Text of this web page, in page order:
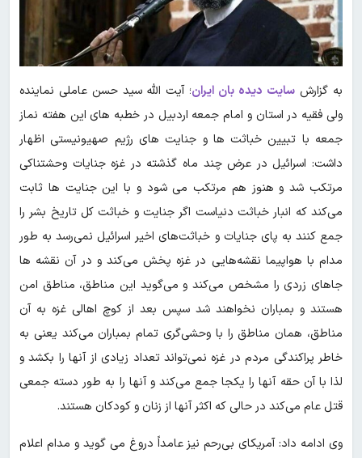
به گزارش سایت دیده بان ایران؛ آیت الله سید حسن عاملی نماینده
ولی فقیه در استان و امام جمعه اردبیل در خطبه های این هفته نماز
جمعه با تبیین خباثت ها و جنایت های رژیم صهیونیستی اظهار
داشت: اسرائیل در عرض چند ماه گذشته در غزه جنایات وحشتناکی
مرتکب شد و هنوز هم مرتکب می شود و با این جنایت ها ثابت
می‌کند که انبار خباثت دنیاست اگر جنایت و خباثت کل تاریخ بشر را
جمع کنند به پای جنایات و خباثت‌های اخیر اسرائیل نمی‌رسد به طور
مدام با هواپیما نقشه‌هایی در غزه پخش می‌کند و در آن نقشه ها
جاهای زردی را مشخص می‌کند و می‌گوید این مناطق، مناطق امن
هستند و بمباران نخواهند شد سپس بعد از کوچ اهالی غزه به آن
مناطق، همان مناطق را با وحشی‌گری تمام بمباران می‌کند یعنی به
خاطر پراکندگی مردم در غزه نمی‌تواند تعداد زیادی از آنها را بکشد و
لذا با آن حقه آنها را یکجا جمع می‌کند و آنها را به طور دسته جمعی
قتل عام می‌کند در حالی که اکثر آنها از زنان و کودکان هستند.
وی ادامه داد: آمریکای بی‌رحم نیز عامداً دروغ می گوید و مدام اعلام